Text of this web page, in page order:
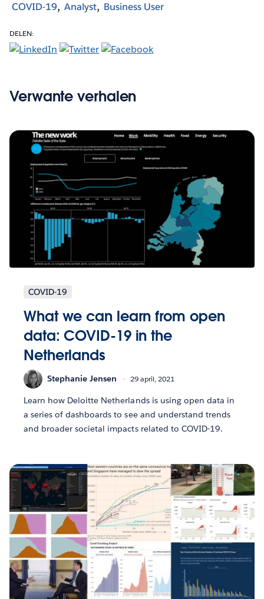
COVID-19 Analyst Business User
DELEN:
Verwante verhalen
COVID-19
What we can learn from open
data: COVID-19 in the
Netherlands
Stephanie Jensen 29 april, 2021
Learn how Deloitte Netherlands is using open data in
a series of dashboards to see and understand trends
and broader societal impacts related to COVID-19.